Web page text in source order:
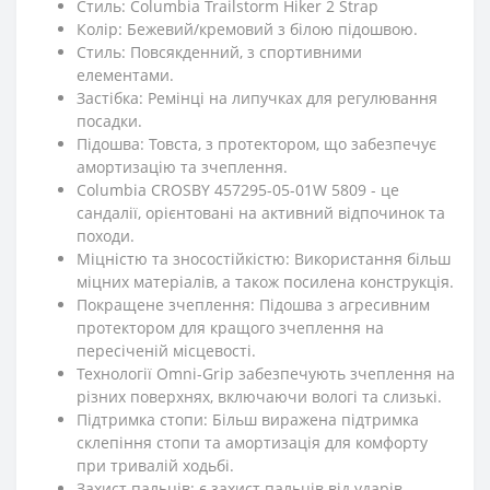
Стиль: Columbia Trailstorm Hiker 2 Strap
Колір: Бежевий/кремовий з білою підошвою.
Стиль: Повсякденний, з спортивними
елементами.
Застібка: Ремінці на липучках для регулювання
посадки.
Підошва: Товста, з протектором, що забезпечує
амортизацію та зчеплення.
Columbia CROSBY 457295-05-01W 5809 - це
сандалії, орієнтовані на активний відпочинок та
походи.
Міцністю та зносостійкістю: Використання більш
міцних матеріалів, а також посилена конструкція.
Покращене зчеплення: Підошва з агресивним
протектором для кращого зчеплення на
пересіченій місцевості.
Технології Omni-Grip забезпечують зчеплення на
різних поверхнях, включаючи вологі та слизькі.
Підтримка стопи: Більш виражена підтримка
склепіння стопи та амортизація для комфорту
при тривалій ходьбі.